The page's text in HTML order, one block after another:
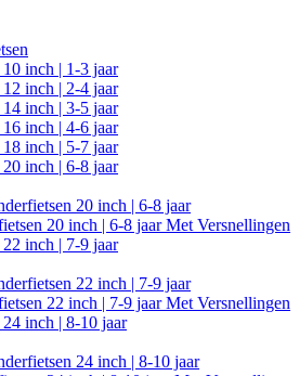
inch | 1-3 jaar
inch | 2-4 jaar
inch | 3-5 jaar
inch | 4-6 jaar
inch | 5-7 jaar
inch | 6-8 jaar
20 inch | 6-8 jaar
20 inch | 6-8 jaar Met Versnellingen
inch | 7-9 jaar
22 inch | 7-9 jaar
22 inch | 7-9 jaar Met Versnellingen
inch | 8-10 jaar
24 inch | 8-10 jaar